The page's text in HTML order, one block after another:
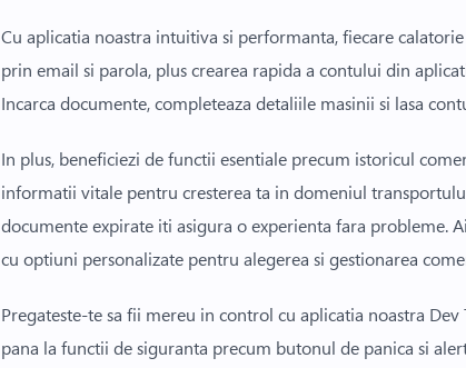
Cu aplicatia noastra intuitiva si performanta, fiecare
prin email si parola, plus crearea rapida a contului din
Incarca documente, completeaza detaliile masinii si lasa
In plus, beneficiezi de functii esentiale precum istoricul
informatii vitale pentru cresterea ta in domeniul
documente expirate iti asigura o experienta fara probleme.
cu optiuni personalizate pentru alegerea si gestionarea
Pregateste-te sa fii mereu in control cu aplicatia noastra
pana la functii de siguranta precum butonul de panica si